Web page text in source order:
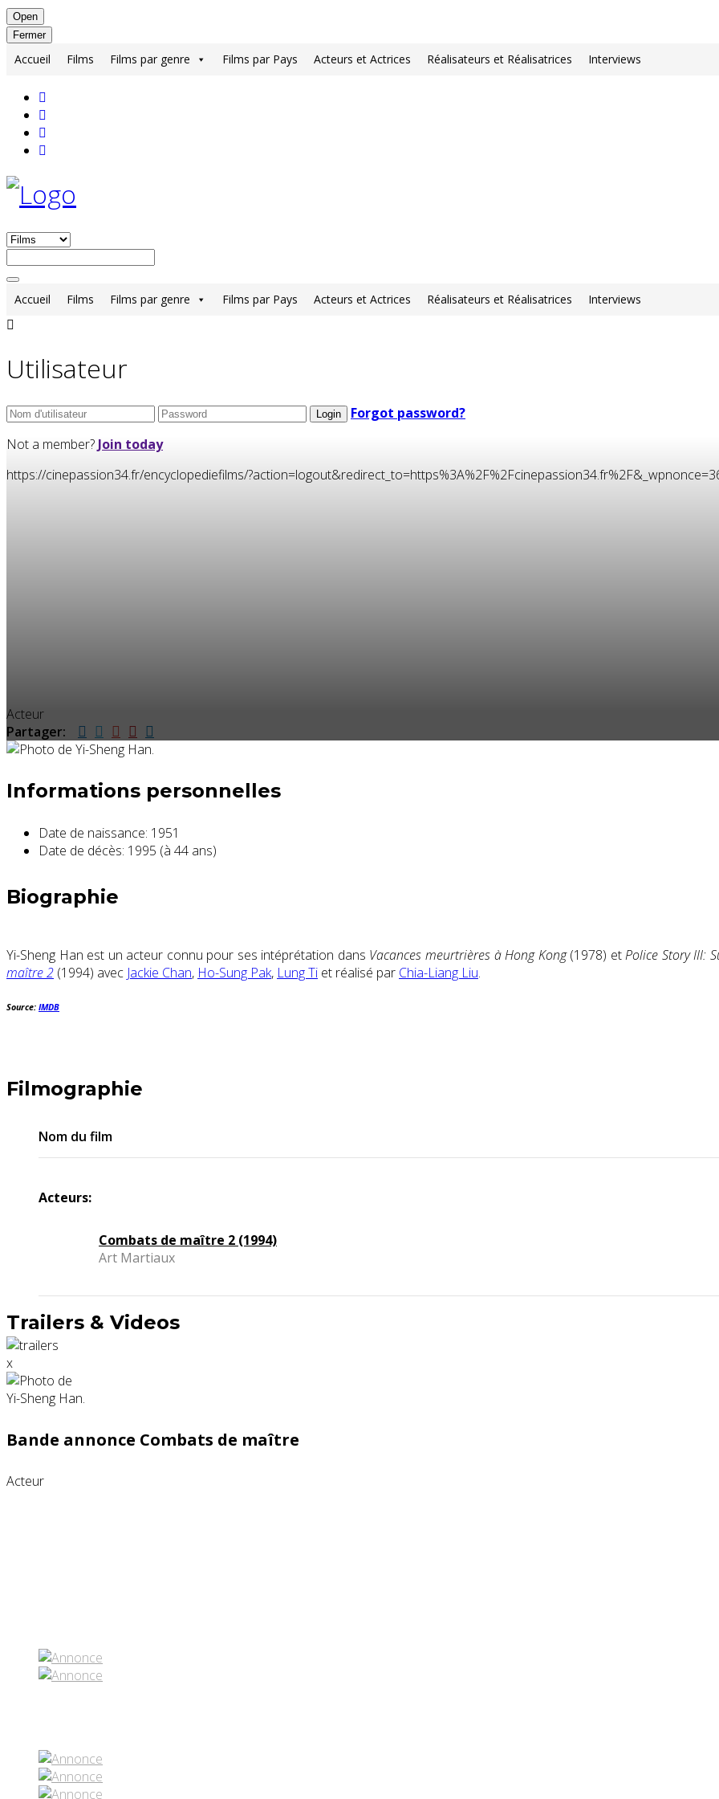
Open
Fermer
Accueil Films Films par genre Films par Pays Acteurs et Actrices Réalisateurs et Réalisatrices Interviews
Accueil Films Films par genre Films par Pays Acteurs et Actrices Réalisateurs et Réalisatrices Interviews
Utilisateur
Forgot password?
Not a member? Join today
https://cinepassion34.fr/encyclopediefilms/
Acteur
Partager:
Informations personnelles
Date de naissance: 1951
Date de décès: 1995 (à 44 ans)
Biographie
Yi-Sheng Han est un acteur connu pour ses intéprétation dans Vacances meurtrières à Hong Kong(1978) etPolice Story III:
maître 2 (1994) avec Jackie Chan, Ho-Sung Pak, Lung Ti et réalisé par Chia-Liang Liu.
Source: IMDB
Filmographie
Nom du film
Acteurs:
Combats de maître 2 (1994)
Art Martiaux
Trailers & Videos
x
Bande annonce Combats de maître
Acteur